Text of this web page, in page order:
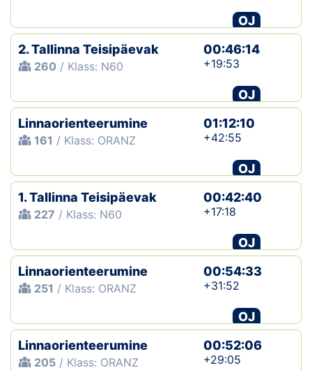
OJ
2. Tallinna Teisipäevak
260 / Klass: N60
00:46:14
+19:53
OJ
Linnaorienteerumine
161 / Klass: ORANZ
01:12:10
+42:55
OJ
1. Tallinna Teisipäevak
227 / Klass: N60
00:42:40
+17:18
OJ
Linnaorienteerumine
251 / Klass: ORANZ
00:54:33
+31:52
OJ
Linnaorienteerumine
205 / Klass: ORANZ
00:52:06
+29:05